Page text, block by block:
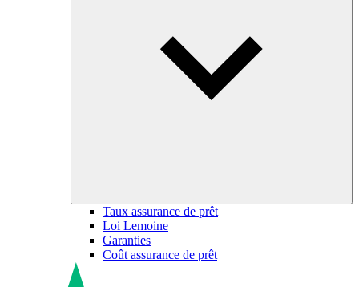
Taux assurance de prêt
Loi Lemoine
Garanties
Coût assurance de prêt